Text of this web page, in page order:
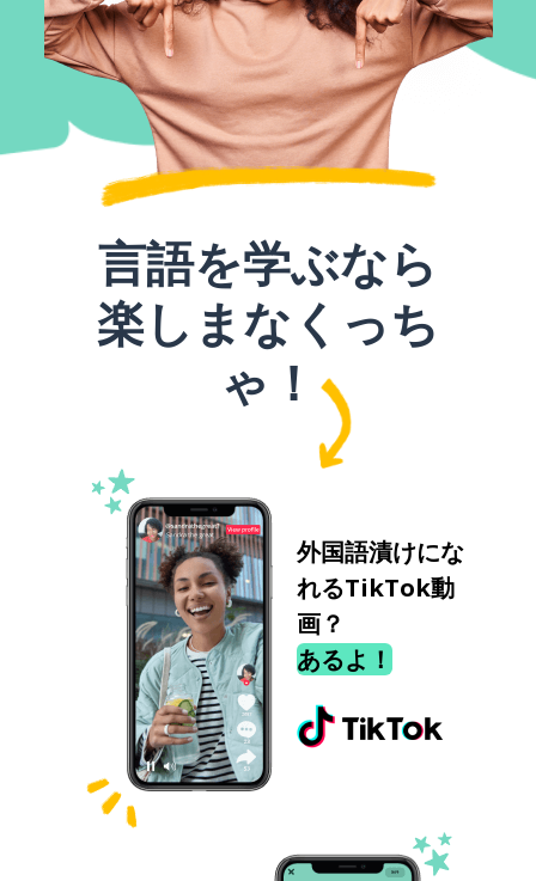
言語を学ぶなら
楽しまなくっち
ゃ！
外国語漬けにな
れるTikTok動
画？
あるよ！